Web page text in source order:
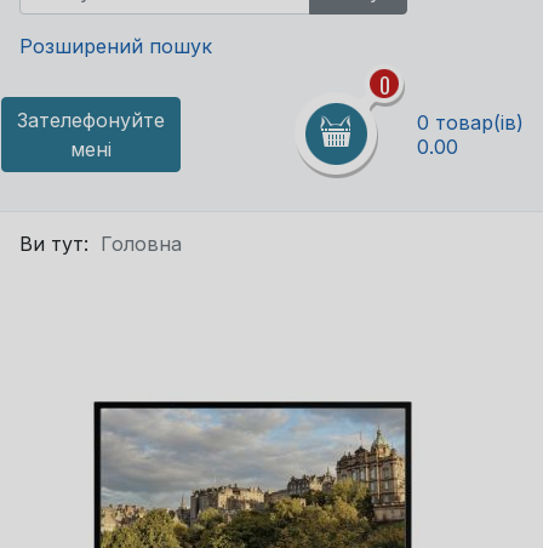
Розширений пошук
Зателефонуйте
мені
0
0 товар(ів)
0.00
Ви тут: Головна